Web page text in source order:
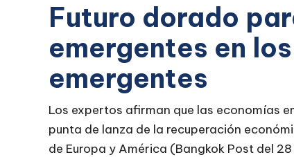
Futuro dorado
emergentes en
emergentes
Los expertos afirman que las economías
punta de lanza de la recuperación
de Europa y América (Bangkok Post del